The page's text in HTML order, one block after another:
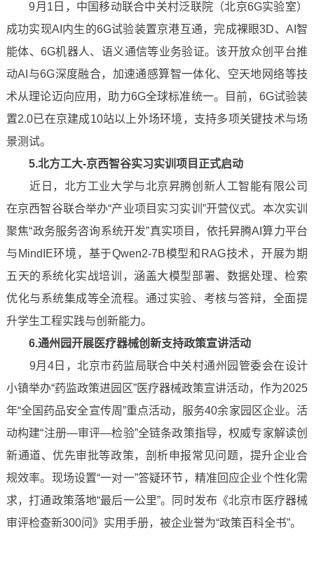
9月1日，中国移动联合中关村泛联院（北京6G实验室）
成功实现AI内生的6G试验装置京港互通，完成裸眼3D、AI智
能体、6G机器人、语义通信等业务验证。该开放众创平台推
动AI与6G深度融合，加速通感算智一体化、空天地网络等技
术从理论迈向应用，助力6G全球标准统一。目前，6G试验装
置2.0已在京建成10站以上外场环境，支持多项关键技术与场
景测试。
5.北方工大-京西智谷实习实训项目正式启动
近日，北方工业大学与北京昇腾创新人工智能有限公司
在京西智谷联合举办“产业项目实习实训”开营仪式。本次实训
聚焦“政务服务咨询系统开发”真实项目，依托昇腾AI算力平台
与MindIE环境，基于Qwen2-7B模型和RAG技术，开展为期
五天的系统化实战培训，涵盖大模型部署、数据处理、检索
优化与系统集成等全流程。通过实验、考核与答辩，全面提
升学生工程实践与创新能力。
6.通州园开展医疗器械创新支持政策宣讲活动
9月4日，北京市药监局联合中关村通州园管委会在设计
小镇举办“药监政策进园区”医疗器械政策宣讲活动，作为2025
年“全国药品安全宣传周”重点活动，服务40余家园区企业。活
动构建“注册—审评—检验”全链条政策指导，权威专家解读创
新通道、优先审批等政策，剖析申报常见问题，提升企业合
规效率。现场设置“一对一”答疑环节，精准回应企业个性化需
求，打通政策落地“最后一公里”。同时发布《北京市医疗器械
审评检查新300问》实用手册，被企业誉为“政策百科全书”。